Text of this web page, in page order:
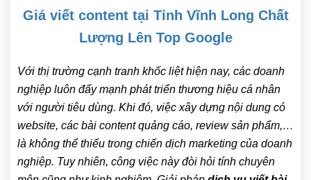
Giá viết content tại Tỉnh Vĩnh Long Chất
Lượng Lên Top Google
Với thị trường cạnh tranh khốc liệt hiện nay, các doanh
nghiệp luôn đẩy mạnh phát triển thương hiệu cá nhân
với người tiêu dùng. Khi đó, việc xây dựng nội dung có
website, các bài content quảng cáo, review sản phẩm,…
là không thể thiếu trong chiến dịch marketing của doanh
nghiệp. Tuy nhiên, công việc này đòi hỏi tính chuyên